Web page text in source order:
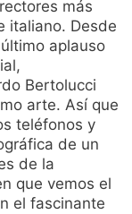
más
italiano. Desde
aplauso
Bertolucci
arte. Así que
teléfonos y
de un
de la
que vemos el
el fascinante